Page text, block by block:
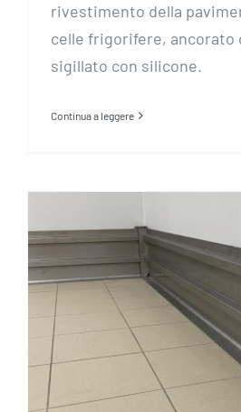
rivestimento della
celle frigorifere, ancorato
sigillato con silicone.
Continua a leggere
inox